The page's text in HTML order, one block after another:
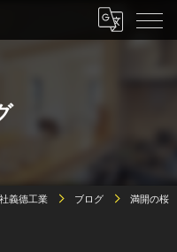
義德工業 ブログ 満開の桜